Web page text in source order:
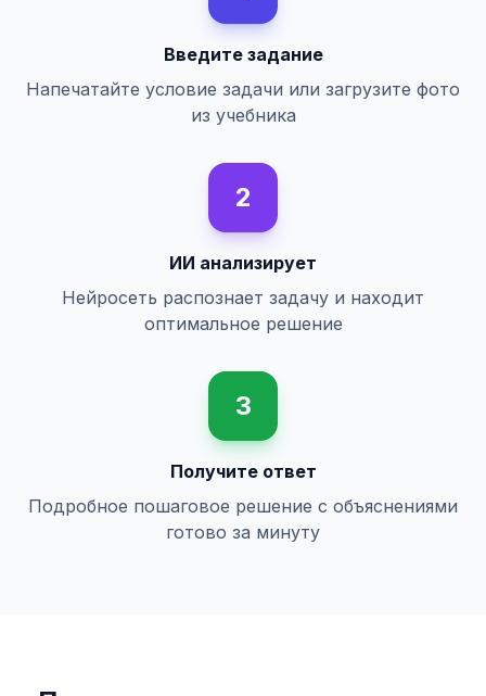
Введите задание
Напечатайте условие задачи или загрузите фото
из учебника
2
ИИ анализирует
Нейросеть распознает задачу и находит
оптимальное решение
3
Получите ответ
Подробное пошаговое решение с объяснениями
готово за минуту